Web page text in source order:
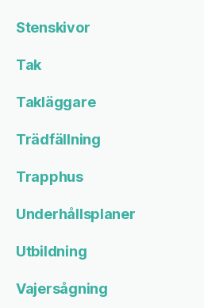
Stenskivor
Tak
Takläggare
Trädfällning
Trapphus
Underhållsplaner
Utbildning
Vajersågning